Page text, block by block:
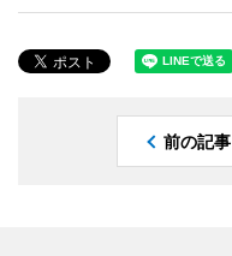
前の記事